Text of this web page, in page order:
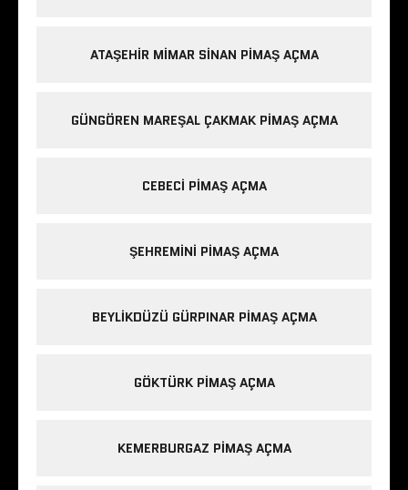
ATAŞEHIR MIMAR SINAN PIMAŞ AÇMA
GÜNGÖREN MAREŞAL ÇAKMAK PIMAŞ AÇMA
CEBECI PIMAŞ AÇMA
ŞEHREMINI PIMAŞ AÇMA
BEYLIKDÜZÜ GÜRPINAR PIMAŞ AÇMA
GÖKTÜRK PIMAŞ AÇMA
KEMERBURGAZ PIMAŞ AÇMA